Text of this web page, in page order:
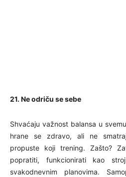
21. Ne odriču se sebe
Shvaćaju važnost balansa u
hrane se zdravo, ali ne
propuste koji trening. Zašto?
popratiti, funkcionirati kao
svakodnevnim planovima.